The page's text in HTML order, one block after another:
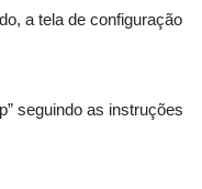
a tela de configuração
seguindo as instruções